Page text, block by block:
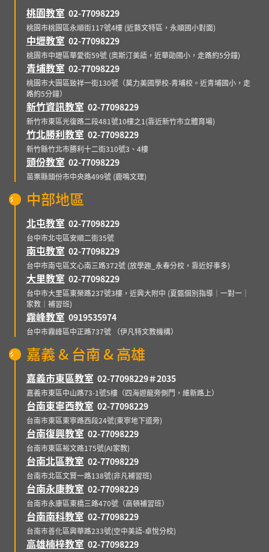
桃園教室 02-77098229
桃園市桃園區永順街117號4樓 (近藝文特區，永順國小對面)
中壢教室 02-77098229
桃園市中壢區華愛街59號 (奧斯汀美語，近華勛國小，走路約5分鐘)
青埔教室 02-77098229
桃園市大園區致祥一街130號（莫力美國學校-青埔校。近青埔國小，走
路約5分鐘）
新竹資訊教室 02-77098229
新竹市東區光復路二段481號10樓之1(靠近新竹市立體育場)
竹北勝利教室 02-77098229
新竹縣竹北市勝利十二街310號3、4樓
頭份教室 02-77098229
苗栗縣頭份市中央路499號 (鹿鳴文理)
中部地區
北屯教室 02-77098229
台中市北屯區安順二街35號
南屯教室 02-77098229
台中市南屯區文心南三路372號 (放學趣_永春分校，靠近好事多)
大里教室 02-77098229
台中市大里區東榮路237號3樓，近興大附中 (夏甄個別指導｜一對一｜
家教｜補習班)
霧峰教室 0919535974
台中市霧峰區中正路737號 （伊凡特文教機構）
嘉義 & 台南 & 高雄
嘉義市東區教室 02-77098229＃2035
嘉義市東區中山路73-1號5樓（四海遊龍旁側門，維新路上）
台南東寧西教室 02-77098229
台南市東區東寧路西段24號(東寧地下道旁)
台南復興教室 02-77098229
台南市東區裕文路175號(AI家教)
台南北區教室 02-77098229
台南市北區文賢一路138號(非凡補習班)
台南永康教室 02-77098229
台南市永康區東橋三路470號（高頓補習班）
台南南科教室 02-77098229
台南市善化區興華路233號(空中美語-卓悅分校)
高雄楠梓教室 02-77098229